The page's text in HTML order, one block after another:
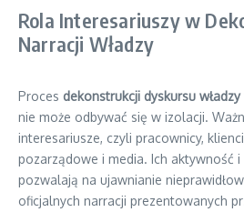
Rola Interesariuszy w
Narracji Władzy
Proces dekonstrukcji dyskursu
nie może odbywać się w izolacji.
interesariusze, czyli pracownicy,
pozarządowe i media. Ich aktywność
pozwalają na ujawnianie
oficjalnych narracji prezentowanych